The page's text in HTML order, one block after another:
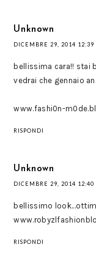
Unknown
DICEMBRE 29, 2014 12:39
bellissima cara!! stai
vedrai che gennaio
www.fashi0n-
RISPONDI
Unknown
DICEMBRE 29, 2014 12:40
bellissimo
RISPONDI